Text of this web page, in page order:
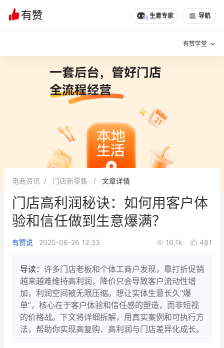
生意专家 导航
有赞学堂
增长方法
有赞专家说
新零售最佳实践
面对面聊增长
新零售大会 新零售茶会
增长产品指南
智库 产品场景库
产品更新动态 帮助中心
电商资讯 门店新零售 文章详情
门店高利润秘诀：如何用客户体
验和信任做到生意爆满？
有赞说 2025-06-26 12:33 16.1k 481
导读： 许多门店老板和个体工商户发现，靠打折促销
越来越难维持高利润，降价只会导致客户流动性增
加，利润空间被无限压缩。想让实体生意长久“爆
单”，核心在于客户体验和信任感的塑造，而非短视
的价格战。下文将详细拆解，用真实案例和可执行方
法，帮助你实现高复购、高利润与门店差异化成长。